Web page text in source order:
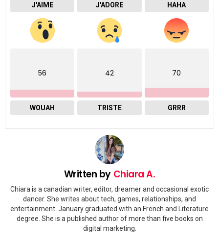
J'AIME J'ADORE HAHA
56
WOUAH
42
TRISTE
70
GRRR
Written by Chiara A.
Chiara is a canadian writer, editor, dreamer and occasional exotic
dancer. She writes about tech, games, relationships, and
entertainment. January graduated with an French and Literature
degree. She is a published author of more than five books on
digital marketing.